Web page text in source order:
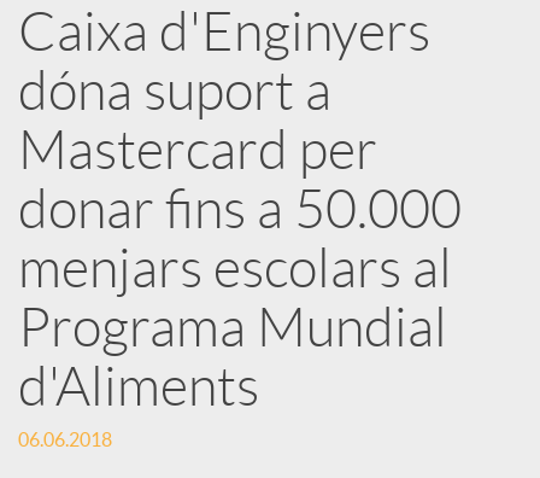
r
x
e
s
S
o
Caixa d'Enginyers
dóna suport a
Mastercard per
donar fins a 50.000
menjars escolars al
Programa Mundial
d'Aliments
06.06.2018